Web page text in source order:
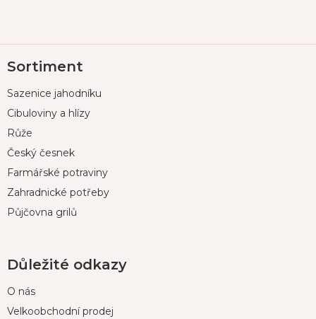
á
a
Sortiment
Sazenice jahodníku
Cibuloviny a hlízy
Růže
Český česnek
Farmářské potraviny
Zahradnické potřeby
Půjčovna grilů
Důležité odkazy
O nás
Velkoobchodní prodej